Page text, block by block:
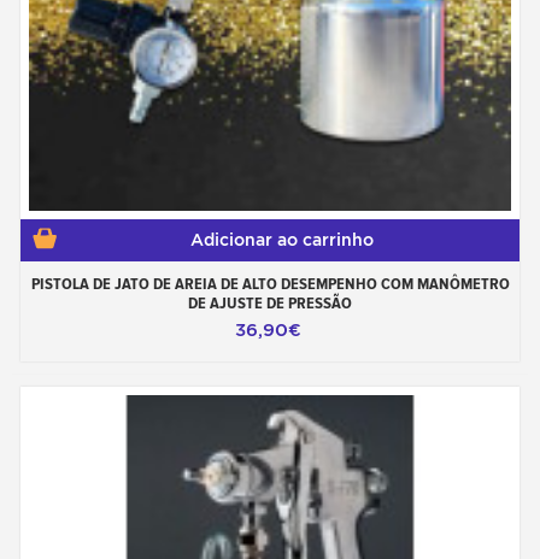
Adicionar ao carrinho
PISTOLA DE JATO DE AREIA DE ALTO DESEMPENHO COM MANÔMETRO
DE AJUSTE DE PRESSÃO
36,90€